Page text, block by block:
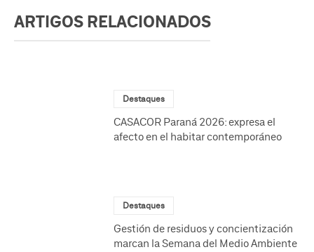
ARTIGOS RELACIONADOS
Destaques
CASACOR Paraná 2026: expresa el
afecto en el habitar contemporáneo
Destaques
Gestión de residuos y concientización
marcan la Semana del Medio Ambiente